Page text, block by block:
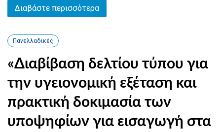
Διαβάστε περισσότερα
Πανελλαδικές
«Διαβίβαση δελτίου τύπου για
την υγειονομική εξέταση και
πρακτική δοκιμασία των
υποψηφίων για εισαγωγή στα